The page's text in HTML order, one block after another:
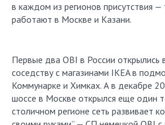
в каждом из регионов присутствия
работают в Москве и Казани.
Первые два OBI в России открылись
соседству с магазинами IKEA в
Коммунарке и Химках. А в декабре
шоссе в Москве открылся еще один
столичном регионе сеть развивает